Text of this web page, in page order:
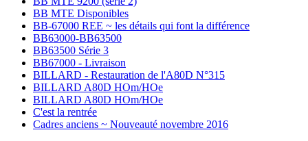
BB MTE Disponibles
BB-67000 REE ~ les détails qui font la différence
BB63000-BB63500
BB63500 Série 3
BB67000 - Livraison
BILLARD - Restauration de l'A80D N°315
BILLARD A80D HOm/HOe
BILLARD A80D HOm/HOe
C'est la rentrée
Cadres anciens ~ Nouveauté novembre 2016